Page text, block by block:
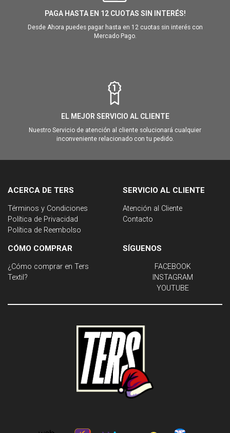
PAGA HASTA EN 12 CUOTAS SIN INTERÉS!
Desde Ahora puedes pagar hasta en 12 cuotas sin interés con
Mercado Pago.
EL MEJOR SERVICIO AL CLIENTE
Nuestro Servicio de atención al cliente solucionará cualquier
inconveniente relacionado con tu pedido.
ACERCA DE TERS
Términos y Condiciones
Política de Privacidad
Política de Reembolso
SERVICIO AL CLIENTE
Atención al Cliente
Contacto
CÓMO COMPRAR
¿Cómo comprar en Ters
Textil?
SÍGUENOS
FACEBOOK
INSTAGRAM
YOUTUBE